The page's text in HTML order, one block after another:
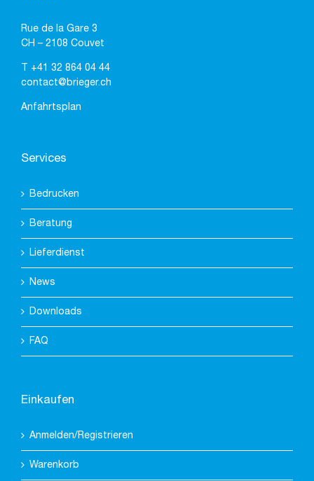
Rue de la Gare 3
CH – 2108 Couvet
+41 32 864 04 44
contact@brieger.ch
Anfahrtsplan
Services
Bedrucken
Beratung
Lieferdienst
News
Downloads
FAQ
Einkaufen
Anmelden/Registrieren
Warenkorb